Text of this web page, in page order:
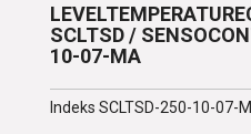
SCLTSD /
10-07-MA
Indeks SCLTSD-250-10-07-